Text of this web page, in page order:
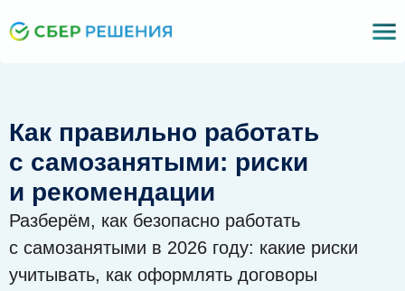
Как правильно работать
с самозанятыми: риски
и рекомендации
Разберём, как безопасно работать
с самозанятыми в 2026 году: какие риски
учитывать, как оформлять договоры